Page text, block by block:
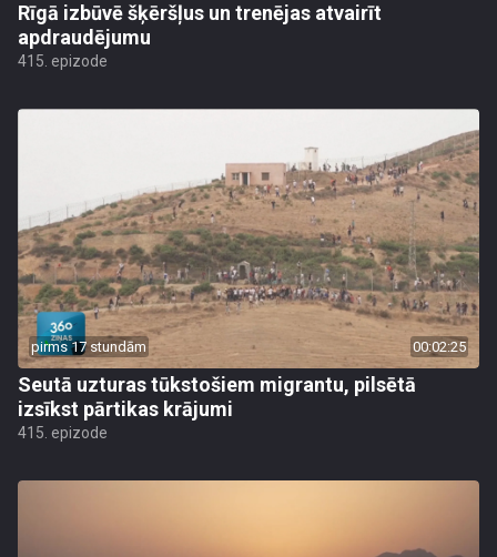
Rīgā izbūvē šķēršļus un trenējas atvairīt
apdraudējumu
415. epizode
pirms 17 stundām 00:02:25
Seutā uzturas tūkstošiem migrantu, pilsētā
izsīkst pārtikas krājumi
415. epizode